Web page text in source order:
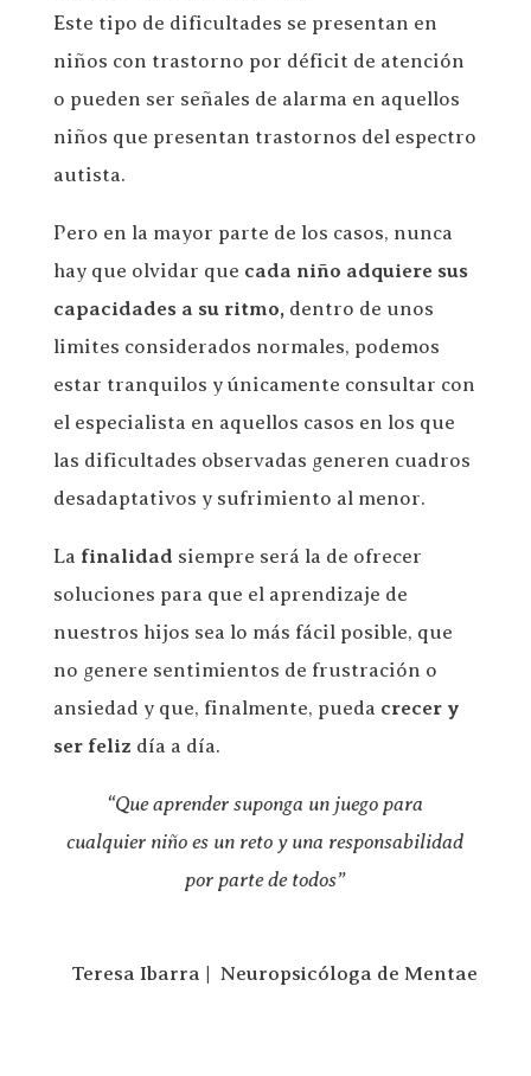
Este tipo de dificultades se presentan en
niños con trastorno por déficit de atención
o pueden ser señales de alarma en aquellos
niños que presentan trastornos del espectro
autista.
Pero en la mayor parte de los casos, nunca
hay que olvidar que cada niño adquiere sus
capacidades a su ritmo,dentro de unos
limites considerados normales, podemos
estar tranquilos y únicamente consultar con
el especialista en aquellos casos en los que
las dificultades observadas generen cuadros
desadaptativos y sufrimiento al menor.
La finalidad siempre será la de ofrecer
soluciones para que el aprendizaje de
nuestros hijos sea lo más fácil posible, que
no genere sentimientos de frustración o
ansiedad y que, finalmente, pueda crecer y
ser feliz día a día.
“Que aprender suponga un juego para
cualquier niño es un reto y una responsabilidad
por parte de todos”
Teresa Ibarra | Neuropsicóloga de Mentae